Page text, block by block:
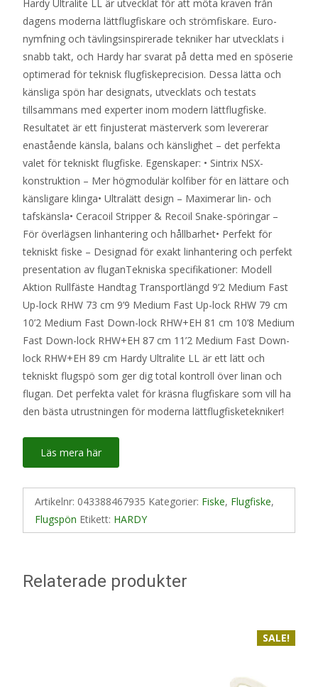
Hardy Ultralite LL är utvecklat för att möta kraven från
dagens moderna lättflugfiskare och strömfiskare. Euro-
nymfning och tävlingsinspirerade tekniker har utvecklats i
snabb takt, och Hardy har svarat på detta med en spöserie
optimerad för teknisk flugfiskeprecision. Dessa lätta och
känsliga spön har designats, utvecklats och testats
tillsammans med experter inom modern lättflugfiske.
Resultatet är ett finjusterat mästerverk som levererar
enastående känsla, balans och känslighet – det perfekta
valet för tekniskt flugfiske. Egenskaper: • Sintrix NSX-
konstruktion – Mer högmodulär kolfiber för en lättare och
känsligare klinga• Ultralätt design – Maximerar lin- och
tafskänsla• Ceracoil Stripper & Recoil Snake-spöringar –
För överlägsen linhantering och hållbarhet• Perfekt för
tekniskt fiske – Designad för exakt linhantering och perfekt
presentation av fluganTekniska specifikationer: Modell
Aktion Rullfäste Handtag Transportlängd 9’2 Medium Fast
Up-lock RHW 73 cm 9’9 Medium Fast Up-lock RHW 79 cm
10’2 Medium Fast Down-lock RHW+EH 81 cm 10’8 Medium
Fast Down-lock RHW+EH 87 cm 11’2 Medium Fast Down-
lock RHW+EH 89 cm Hardy Ultralite LL är ett lätt och
tekniskt flugspö som ger dig total kontroll över linan och
flugan. Det perfekta valet för kräsna flugfiskare som vill ha
den bästa utrustningen för moderna lättflugfisketekniker!
Läs mera här
Artikelnr: 043388467935 Kategorier: Fiske, Flugfiske,
Flugspön Etikett: HARDY
Relaterade produkter
SALE!